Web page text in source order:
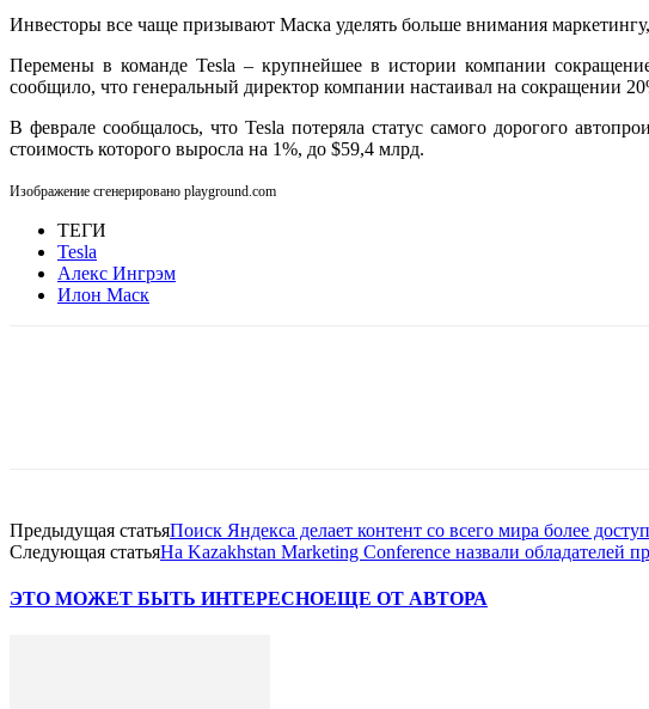
Инвесторы все чаще призывают Маска уделять больше внимания
Перемены в команде Tesla – крупнейшее в истории компании
сообщило, что генеральный директор компании настаивал на сокращении
В феврале сообщалось, что Tesla потеряла статус самого дорогого
стоимость которого выросла на 1%, до $59,4 млрд.
Изображение сгенерировано playground.com
ТЕГИ
Tesla
Алекс Ингрэм
Илон Маск
Предыдущая статьяПоиск Яндекса делает контент со всего мира более
Следующая статьяНа Kazakhstan Marketing Conference назвали обладателей
ЭТО МОЖЕТ БЫТЬ ИНТЕРЕСНОЕЩЕ ОТ АВТОРА